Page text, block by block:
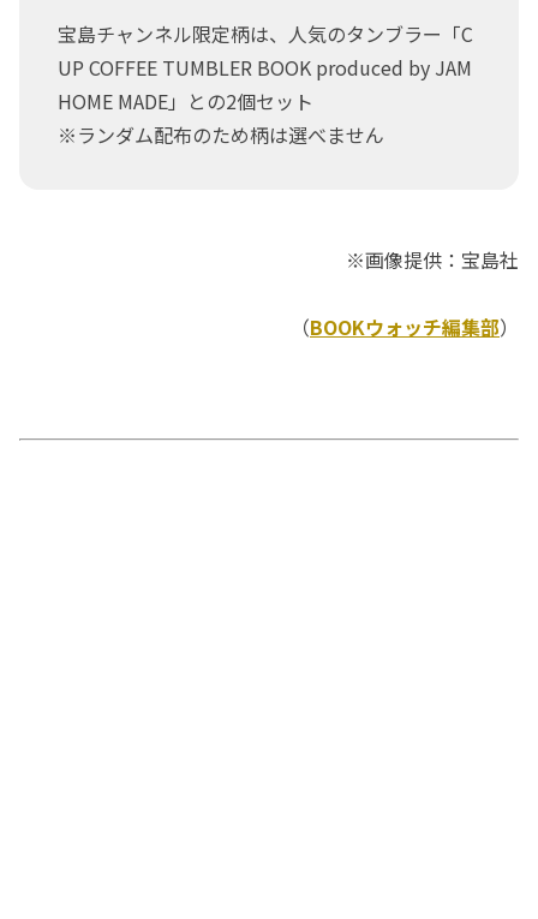
宝島チャンネル限定柄は、人気のタンブラー「C
UP COFFEE TUMBLER BOOK produced by JAM
HOME MADE」との2個セット
※ランダム配布のため柄は選べません
※画像提供：宝島社
（BOOKウォッチ編集部）